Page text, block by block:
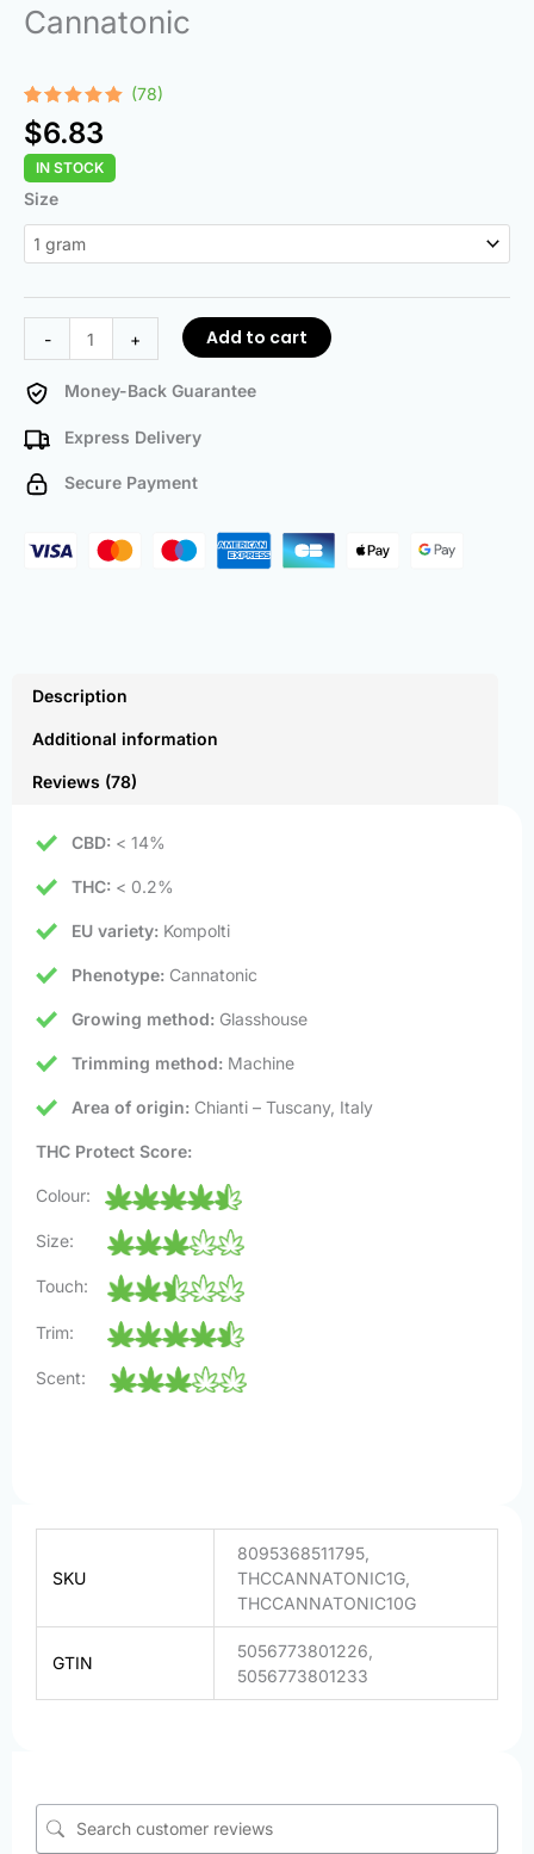
Cannatonic
Rated4.97
out of 5
based on
78
customer
ratings
(78)
$6.83
IN STOCK
Size
-
Cannatonic
quantity
+ Add to cart
Money-Back Guarantee
Express Delivery
Secure Payment
Description
Additional information
Reviews (78)
CBD: < 14%
THC: < 0.2%
EU variety: Kompolti
Phenotype: Cannatonic
Growing method: Glasshouse
Trimming method: Machine
Area of origin: Chianti – Tuscany, Italy
THC Protect Score:
Colour:
Size:
Touch:
Trim:
Scent:
SKU
8095368511795,
THCCANNATONIC1G,
THCCANNATONIC10G
GTIN
5056773801226,
5056773801233